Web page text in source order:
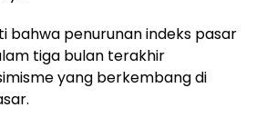
bahwa penurunan indeks pasar
tiga bulan terakhir
yang berkembang di